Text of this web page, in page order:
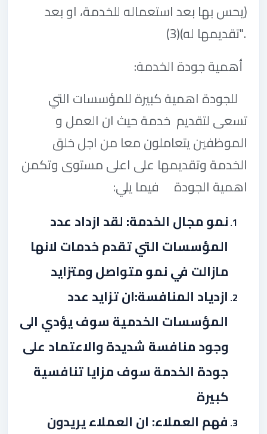
(يحس بها بعد استعماله للخدمة، او بعد
تقديمها له)".
(3)
أهمية جودة الخدمة:
للجودة اهمية كبيرة للمؤسسات التي
تسعى لتقديم خدمة حيث ان العمل و
الموظفين يتعاملون معا من اجل خلق
الخدمة وتقديمها على اعلى مستوى وتكمن
اهمية الجودة فيما يلي:
المؤسسات التي تقدم خدمات لانها
مازالت في نمو متواصل ومتزايد
المؤسسات الخدمية سوف يؤدي الى
وجود منافسة شديدة والاعتماد على
جودة الخدمة سوف مزايا تنافسية
كبيرة